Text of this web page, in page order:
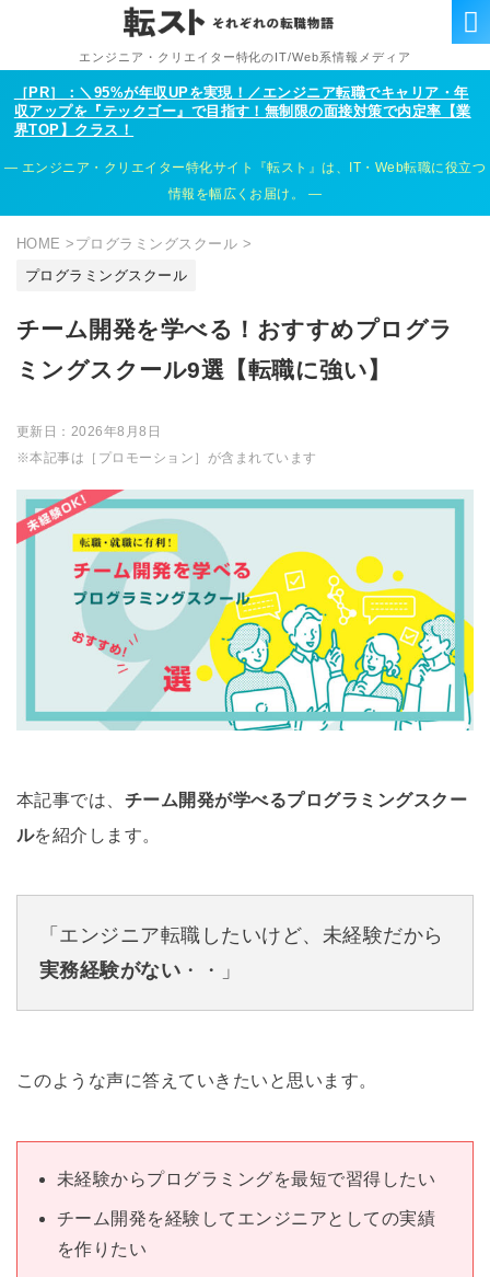
エンジニア・クリエイター特化のIT/Web系情報メディア
［PR］：＼95%が年収UPを実現！／エンジニア転職でキャリア・年
収アップを『テックゴー』で目指す！無制限の面接対策で内定率【業
界TOP】クラス！
エンジニア・クリエイター特化サイト『転スト』は、IT・Web転職に役立つ
情報を幅広くお届け。
HOME > プログラミングスクール >
プログラミングスクール
チーム開発を学べる！おすすめプログラ
ミングスクール9選【転職に強い】
更新日： 2026年8月8日
※本記事は［プロモーション］が含まれています
本記事では、 チーム開発が学べるプログラミングスクー
ルを紹介します。
「エンジニア転職したいけど、未経験だから
実務経験がない ・・」
このような声に答えていきたいと思います。
未経験からプログラミングを最短で習得したい
チーム開発を経験してエンジニアとしての実績
を作りたい